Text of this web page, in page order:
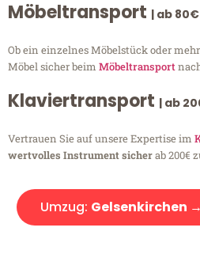
Möbeltransport | ab 80€
Ob ein einzelnes Möbelstück oder
Möbel sicher beim Möbeltransport
Klaviertransport | ab
Vertrauen Sie auf unsere Expertise im
wertvolles Instrument sicherab 200€
Umzug: Gelsenkirchen